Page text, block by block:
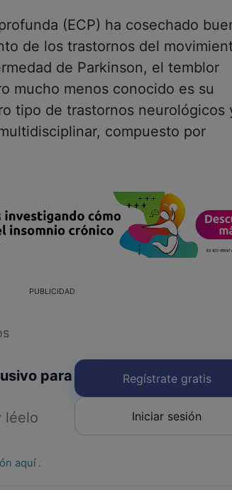
(ECP) ha cosechado
de los trastornos del
de Parkinson, el temblor
mucho menos conocido es su
tipo de trastornos neurológicos
compuesto por
PUBLICIDAD
para
léelo
aquí .
Regístrate gratis
Iniciar sesión